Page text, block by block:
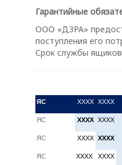
Гарантийные
ООО «ДЗРА»
поступления его
Срок службы ящиков
ЯС ХXXX ХXXX
ЯС XXXХ ХXXX
ЯС ХXXX ХXXX
ЯС ХXXX ХXXX